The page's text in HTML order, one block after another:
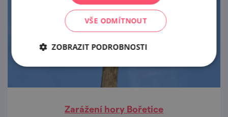
Zarážení hory Bořetice
VŠE ODMÍTNOUT
ZOBRAZIT PODROBNOSTI